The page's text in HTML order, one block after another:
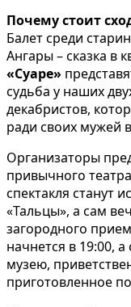
Почему стоит
Балет среди
Ангары – сказка в
«Суаре»
судьба у наших
декабристов,
ради своих мужей
Организаторы
привычного
спектакля станут
«Тальцы», а сам
загородного
начнется в 19:00, а
музею,
приготовленное